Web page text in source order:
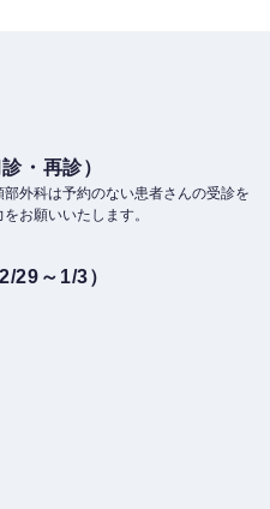
・再診）
外科は予約のない患者さんの受診を
お願いいたします。
29～1/3）